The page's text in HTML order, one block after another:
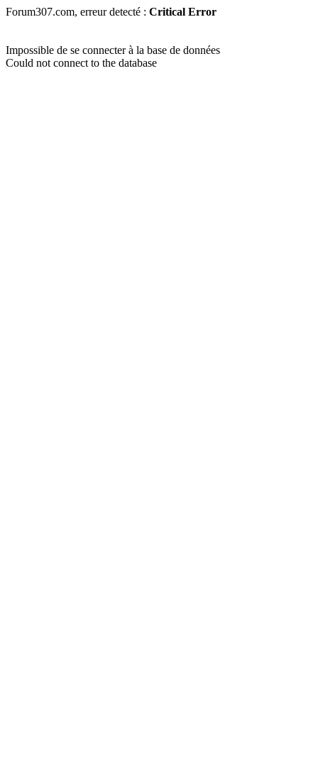
Forum307.com, erreur detecté : Critical Error
Impossible de se connecter à la base de données
Could not connect to the database